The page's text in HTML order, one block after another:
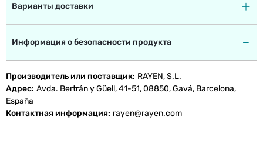
Варианты доставки
Информация о безопасности продукта
Производитель или поставщик RAYEN, S.L.
Адрес Avda. Bertrán y Güell, 41-51, 08850, Gavá, Barcelona,
España
Контактная информация rayen@rayen.com